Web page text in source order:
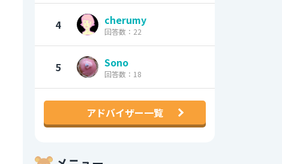
4 cherumy
回答数：22
5 Sono
回答数：18
アドバイザー一覧